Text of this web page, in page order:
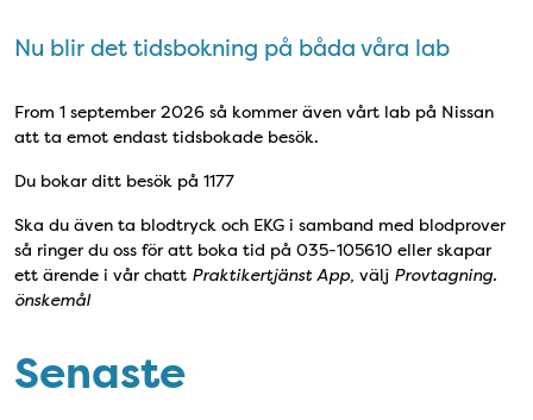
Nu blir det tidsbokning på båda våra lab
From 1 september 2026 så kommer även vårt lab på Nissan
att ta emot endast tidsbokade besök.
Du bokar ditt besök på 1177
Ska du även ta blodtryck och EKG i samband med blodprover
så ringer du oss för att boka tid på 035-105610 eller skapar
ett ärende i vår chatt Praktikertjänst App, välj Provtagning.
önskemål
Senaste